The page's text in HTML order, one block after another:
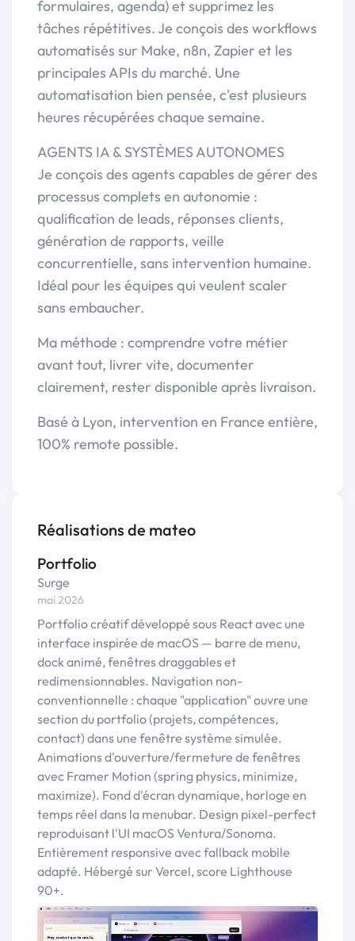
formulaires, agenda) et supprimez les
tâches répétitives. Je conçois des workflows
automatisés sur Make, n8n, Zapier et les
principales APIs du marché. Une
automatisation bien pensée, c'est plusieurs
heures récupérées chaque semaine.
AGENTS IA & SYSTÈMES AUTONOMES
Je conçois des agents capables de gérer des
processus complets en autonomie :
qualification de leads, réponses clients,
génération de rapports, veille
concurrentielle, sans intervention humaine.
Idéal pour les équipes qui veulent scaler
sans embaucher.
Ma méthode : comprendre votre métier
avant tout, livrer vite, documenter
clairement, rester disponible après livraison.
Basé à Lyon, intervention en France entière,
100% remote possible.
Réalisations de mateo
Portfolio
Surge
mai 2026
Portfolio créatif développé sous React avec une
interface inspirée de macOS — barre de menu,
dock animé, fenêtres draggables et
redimensionnables. Navigation non-
conventionnelle : chaque "application" ouvre une
section du portfolio (projets, compétences,
contact) dans une fenêtre système simulée.
Animations d'ouverture/fermeture de fenêtres
avec Framer Motion (spring physics, minimize,
maximize). Fond d'écran dynamique, horloge en
temps réel dans la menubar. Design pixel-perfect
reproduisant l'UI macOS Ventura/Sonoma.
Entièrement responsive avec fallback mobile
adapté. Hébergé sur Vercel, score Lighthouse
90+.